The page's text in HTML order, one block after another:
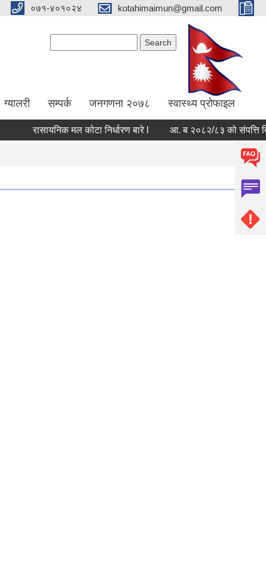
०७१-४०१०२४ kotahimaimun@gmail.com
ग्यालरी सम्पर्क जनगणना २०७८ स्वास्थ्य प्रोफाइल
रासायनिक मल कोटा निर्धारण बारे l आ. ब २०८२/८३ को संपत्ति